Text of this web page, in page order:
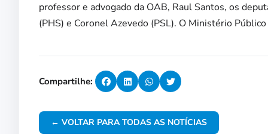
professor e advogado da OAB, Raul Santos, os
(PHS) e Coronel Azevedo (PSL). O Ministério
Compartilhe:
← VOLTAR PARA TODAS AS NOTÍCIAS